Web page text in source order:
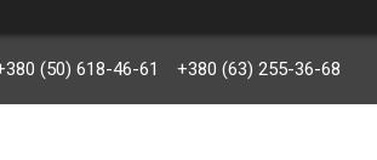
(50) 618-46-61 +380 (63) 255-36-68